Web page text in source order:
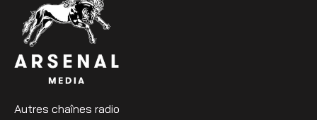
Autres chaînes radio